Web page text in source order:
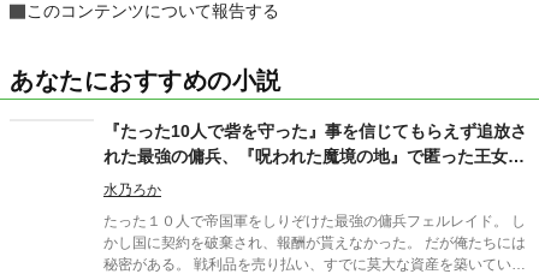
このコンテンツについて報告する
あなたにおすすめの小説
『たった10人で砦を守った』事を信じてもらえず追放さ
れた最強の傭兵、『呪われた魔境の地』で匿った王女と
理想の拠点に作り上げます
水乃ろか
たった１０人で帝国軍をしりぞけた最強の傭兵フェルレイド。 し
かし国に契約を破棄され、報酬が貰えなかった。 だが俺たちには
秘密がある。 戦利品を売り払い、すでに莫大な資産を築いていた